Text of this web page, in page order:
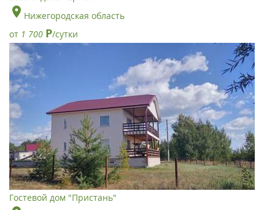
Нижегородская область
от 1 700 Р/сутки
Гостевой дом "Пристань"